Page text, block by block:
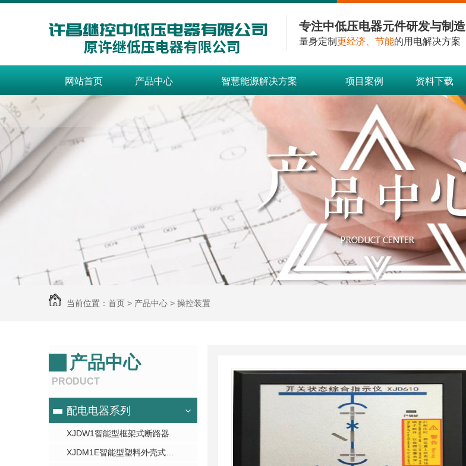
专注中低压电器元件研发与制造
量身定制 更经济、节能的用电解决方案
网站首页 产品中心 智慧能源解决方案 项目案例 资料下载
当前位置： 首页 > 产品中心 > 操控装置
产品中心
PRODUCT
配电电器系列
XJDW1智能型框架式断路器